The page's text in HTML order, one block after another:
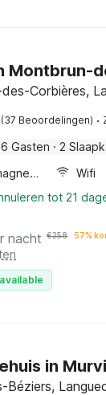
Montbrun-
Corbières,
(37 Beoordelingen) ·
6 Gasten · 2
Combimagnetron
Wifi
tot 21
nacht €258 57%
in
Béziers,